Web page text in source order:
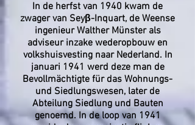
In de herfst van 1940 kwam de
zwager van Seyβ-Inquart, de Weense
ingenieur Walther Münster als
adviseur inzake wederopbouw en
volkshuisvesting naar Nederland. In
januari 1941 werd deze man de
Bevollmächtigte für das Wohnungs-
und Siedlungswesen, later de
Abteilung Siedlung und Bauten
genoemd. In de loop van 1941